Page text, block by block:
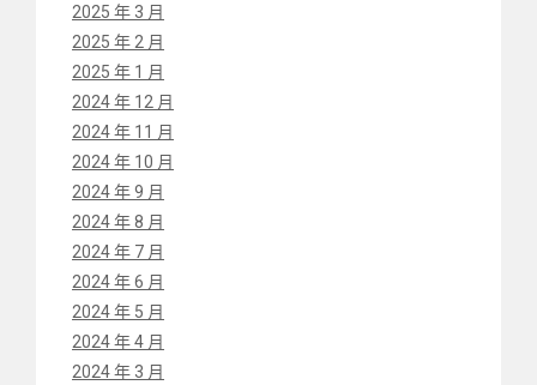
2025 年 3 月
2025 年 2 月
2025 年 1 月
2024 年 12 月
2024 年 11 月
2024 年 10 月
2024 年 9 月
2024 年 8 月
2024 年 7 月
2024 年 6 月
2024 年 5 月
2024 年 4 月
2024 年 3 月